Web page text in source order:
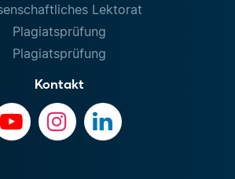
Lektorat
Plagiatsprüfung
Plagiatsprüfung
Kontakt